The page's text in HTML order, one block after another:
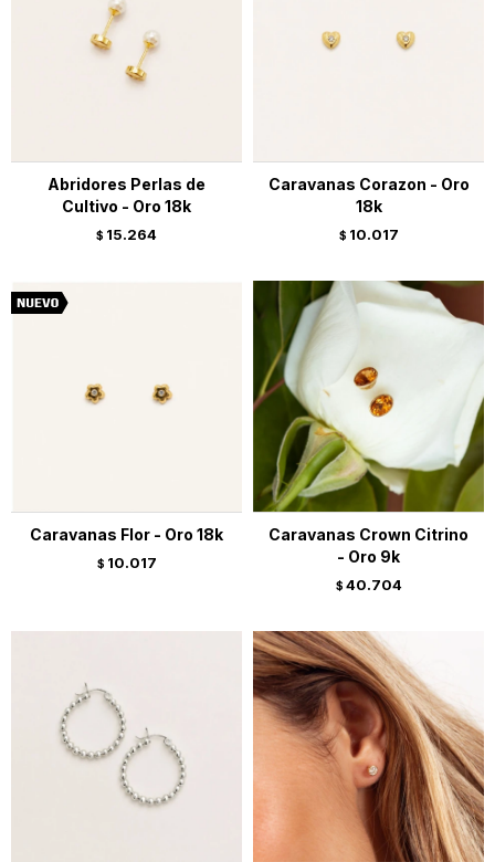
Abridores Perlas de
Cultivo - Oro 18k
$ 15.264
Caravanas Corazon - Oro
18k
$ 10.017
Caravanas Flor - Oro 18k
$ 10.017
Caravanas Crown Citrino
- Oro 9k
$ 40.704